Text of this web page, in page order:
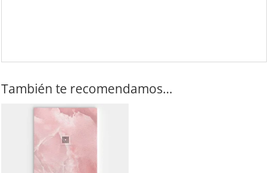
También te recomendamos…